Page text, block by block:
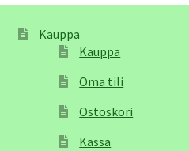
Kauppa
Kauppa
Oma tili
Ostoskori
Kassa